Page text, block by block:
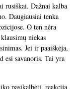
rusiškai. Dažnai kalba
Daugiausiai tenka
O ten nėra
niekas
Jei ir paaiškėja,
esi savanoris. Tai yra
pasikalbėti, reakcija